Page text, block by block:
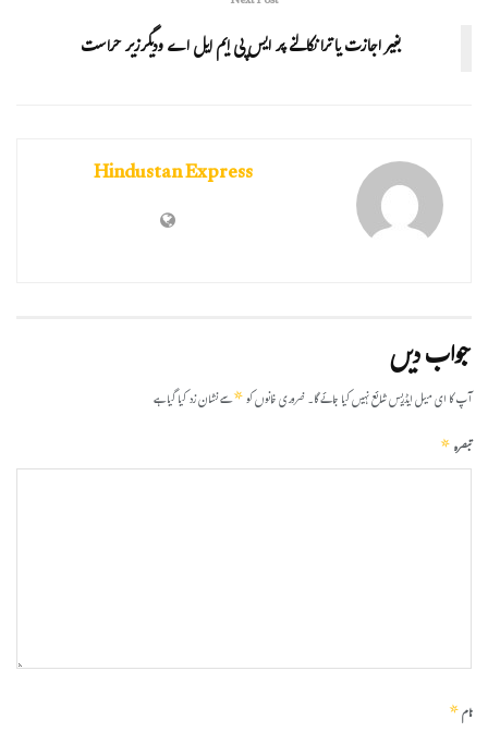
بغیر اجازت یاترا نکالنے پر ایس پی ایم ایل اے ودیگرزیر حراست
Hindustan Express
جواب دیں
آپ کا ای میل ایڈریس شائع نہیں کیا جائے گا۔ضروری خانوں کو*سے نشان زد کیا گیا ہے
تبصرہ*
نام*